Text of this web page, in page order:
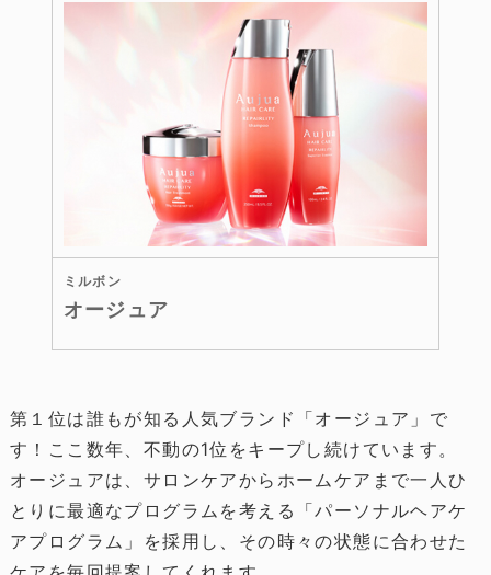
ミルボン
オージュア
第１位は誰もが知る人気ブランド「オージュア」で
す！ここ数年、不動の1位をキープし続けています。
オージュアは、サロンケアからホームケアまで一人ひ
とりに最適なプログラムを考える「パーソナルヘアケ
アプログラム」を採用し、その時々の状態に合わせた